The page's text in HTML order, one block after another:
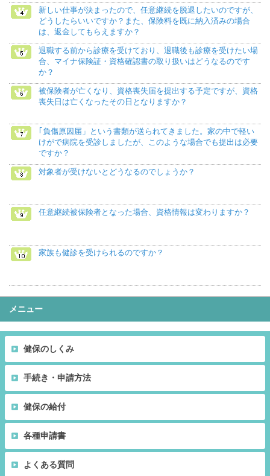
新しい仕事が決まったので、任意継続を脱退したいのですが、
どうしたらいいですか？また、保険料を既に納入済みの場合
は、返金してもらえますか？
退職する前から診療を受けており、退職後も診療を受けたい場
合、マイナ保険証・資格確認書の取り扱いはどうなるのです
か？
被保険者が亡くなり、資格喪失届を提出する予定ですが、資格
喪失日は亡くなったその日となりますか？
｢負傷原因届」という書類が送られてきました。家の中で軽い
けがで病院を受診しましたが、このような場合でも提出は必要
ですか？
対象者が受けないとどうなるのでしょうか？
任意継続被保険者となった場合、資格情報は変わりますか？
家族も健診を受けられるのですか？
メニュー
健保のしくみ
手続き・申請方法
健保の給付
各種申請書
よくある質問